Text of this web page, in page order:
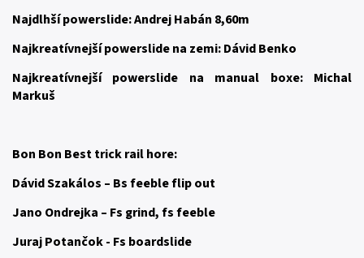
Najdlhší powerslide: Andrej Habán 8,60m
Najkreatívnejší powerslide na zemi: Dávid Benko
Najkreatívnejší powerslide na manual boxe: Michal
Markuš
Bon Bon Best trick rail hore:
Dávid Szakálos – Bs feeble flip out
Jano Ondrejka – Fs grind, fs feeble
Juraj Potančok - Fs boardslide